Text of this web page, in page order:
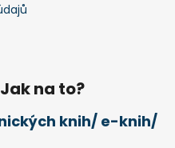
na to?
knih/ e-knih/